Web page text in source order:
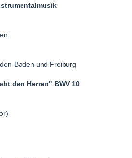
Baden und Freiburg
den Herren" BWV 10